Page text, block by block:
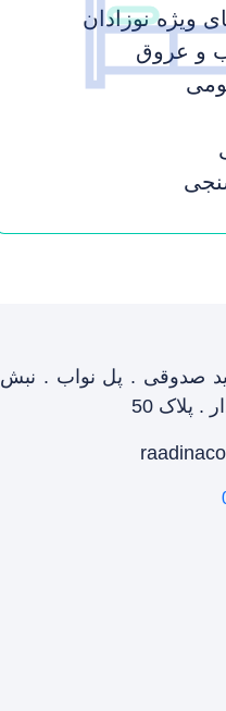
ویژه نوزادان
و عروق
صدوقی . پل نواب . نبش
پلاک 50